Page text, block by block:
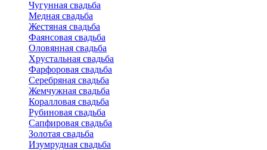
Чугунная свадьба
Медная свадьба
Жестяная свадьба
Фаянсовая свадьба
Оловянная свадьба
Хрустальная свадьба
Фарфоровая свадьба
Серебряная свадьба
Жемчужная свадьба
Коралловая свадьба
Рубиновая свадьба
Сапфировая свадьба
Золотая свадьба
Изумрудная свадьба